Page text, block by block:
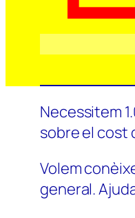
Necessitem
sobre el cost
Volem
general.